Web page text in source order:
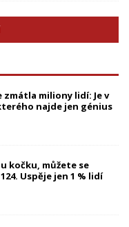
miliony lidí: Je v
najde jen génius
kočku, můžete se
Uspěje jen 1 % lidí